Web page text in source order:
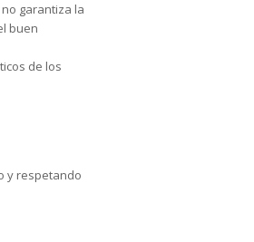
garantiza la
buen
de los
y respetando